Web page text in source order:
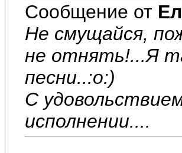
Сообщение от
Не смущайся,
не отнять!...Я
песни..:o:)
С
исполнении....